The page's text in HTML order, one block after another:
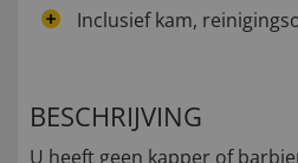
Inclusief kam,
BESCHRIJVING
U heeft geen kapper of